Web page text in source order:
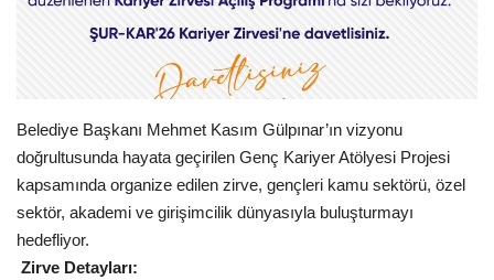
Galeriler
Yaşam
İletişim
Sağlık
Belediye Başkanı Mehmet Kasım Gülpınar’ın vizyonu
doğrultusunda hayata geçirilen Genç Kariyer Atölyesi Projesi
kapsamında organize edilen zirve, gençleri kamu sektörü, özel
sektör, akademi ve girişimcilik dünyasıyla buluşturmayı
hedefliyor.
Zirve Detayları: